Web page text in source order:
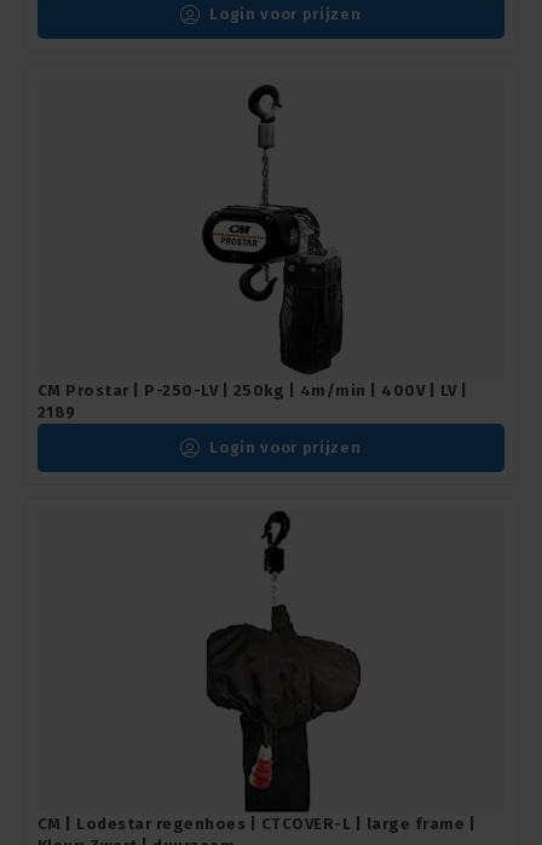
Login voor prijzen
CM Prostar | P-250-LV | 250kg | 4m/min | 400V | LV |
2189
Login voor prijzen
CM | Lodestar regenhoes | CTCOVER-L | large frame |